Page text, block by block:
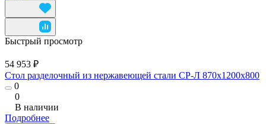
Быстрый просмотр
54 953 ₽
Стол разделочный из нержавеющей стали СР-Л 870x1200x800
0
0
В наличии
Подробнее